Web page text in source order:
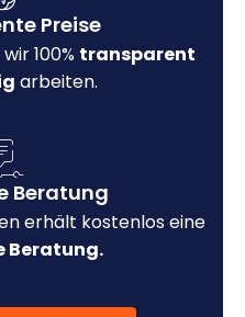
Preise
100% transparent
arbeiten.
Beratung
erhält kostenlos eine
Beratung.